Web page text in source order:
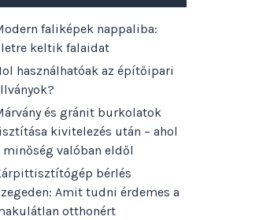
faliképek nappaliba:
keltik falaidat
használhatóak az építőipari
és gránit burkolatok
kivitelezés után – ahol
minőség valóban eldől
bérlés
Amit tudni érdemes a
otthonért